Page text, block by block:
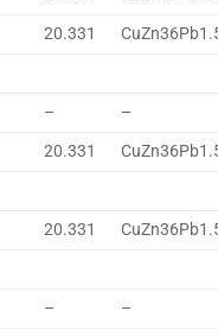
20.331
–
–
20.331
20.331
–
–